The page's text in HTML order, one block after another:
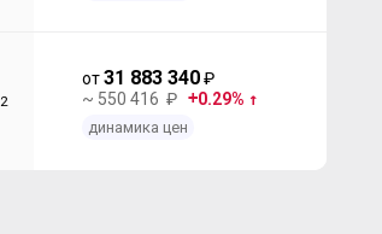
2
от31 883 340₽
~ 550 416 ₽
0.29%
динамика цен